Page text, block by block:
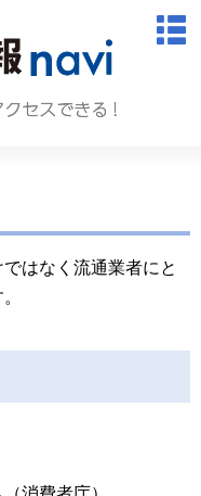
法律情
はなく流通業者にと